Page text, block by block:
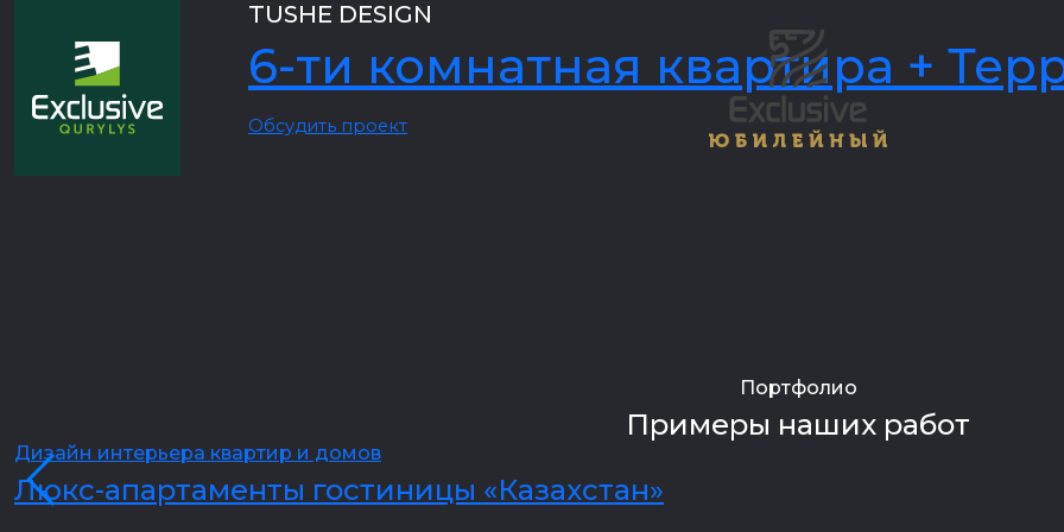
TUSHE DESIGN
6-ти комнатная квартира +
Обсудить проект
Портфолио
Примеры наших работ
Дизайн интерьера квартир и домов
Люкс-апартаменты гостиницы «Казахстан»